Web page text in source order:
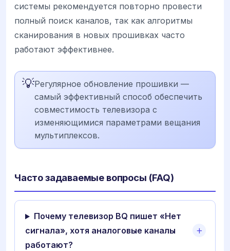
системы рекомендуется повторно провести
полный поиск каналов, так как алгоритмы
сканирования в новых прошивках часто
работают эффективнее.
💡Регулярное обновление прошивки —
самый эффективный способ обеспечить
совместимость телевизора с
изменяющимися параметрами вещания
мультиплексов.
Часто задаваемые вопросы (FAQ)
Почему телевизор BQ пишет «Нет
сигнала», хотя аналоговые каналы
работают?